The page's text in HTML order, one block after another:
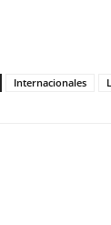
Internacionales